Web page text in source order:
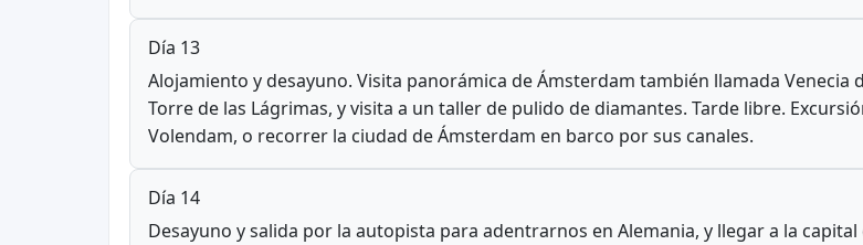
Día 13
Alojamiento y desayuno. Visita panorámica de Ámsterdam también llamada Venecia
Torre de las Lágrimas, y visita a un taller de pulido de diamantes. Tarde libre.
Volendam, o recorrer la ciudad de Ámsterdam en barco por sus canales.
Día 14
Desayuno y salida por la autopista para adentrarnos en Alemania, y llegar a la